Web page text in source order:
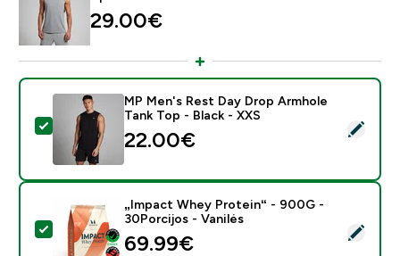
29.00€‎
Pasirinkti šį produktą - MP Men's Rest Day Drop
MP Men's Rest Day Drop Armhole
Tank Top - Black - XXS
22.00€‎
Pasirinkti šį produktą - „Impact Whey Protein“ -
„Impact Whey Protein“ - 900G -
30Porcijos - Vanilės
69.99€‎